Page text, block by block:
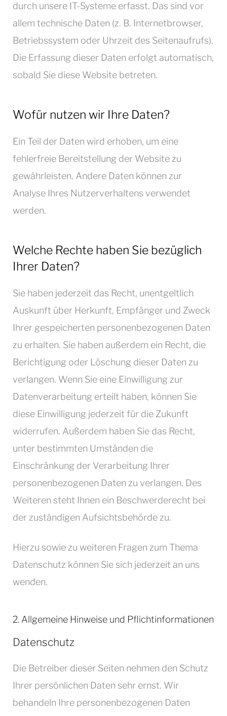
durch unsere IT-Systeme erfasst. Das sind vor
allem technische Daten (z. B. Internetbrowser,
Betriebssystem oder Uhrzeit des Seitenaufrufs).
Die Erfassung dieser Daten erfolgt automatisch,
sobald Sie diese Website betreten.
Wofür nutzen wir Ihre Daten?
Ein Teil der Daten wird erhoben, um eine
fehlerfreie Bereitstellung der Website zu
gewährleisten. Andere Daten können zur
Analyse Ihres Nutzerverhaltens verwendet
werden.
Welche Rechte haben Sie bezüglich
Ihrer Daten?
Sie haben jederzeit das Recht, unentgeltlich
Auskunft über Herkunft, Empfänger und Zweck
Ihrer gespeicherten personenbezogenen Daten
zu erhalten. Sie haben außerdem ein Recht, die
Berichtigung oder Löschung dieser Daten zu
verlangen. Wenn Sie eine Einwilligung zur
Datenverarbeitung erteilt haben, können Sie
diese Einwilligung jederzeit für die Zukunft
widerrufen. Außerdem haben Sie das Recht,
unter bestimmten Umständen die
Einschränkung der Verarbeitung Ihrer
personenbezogenen Daten zu verlangen. Des
Weiteren steht Ihnen ein Beschwerderecht bei
der zuständigen Aufsichtsbehörde zu.
Hierzu sowie zu weiteren Fragen zum Thema
Datenschutz können Sie sich jederzeit an uns
wenden.
2. Allgemeine Hinweise und Pflicht­informationen
Datenschutz
Die Betreiber dieser Seiten nehmen den Schutz
Ihrer persönlichen Daten sehr ernst. Wir
behandeln Ihre personenbezogenen Daten